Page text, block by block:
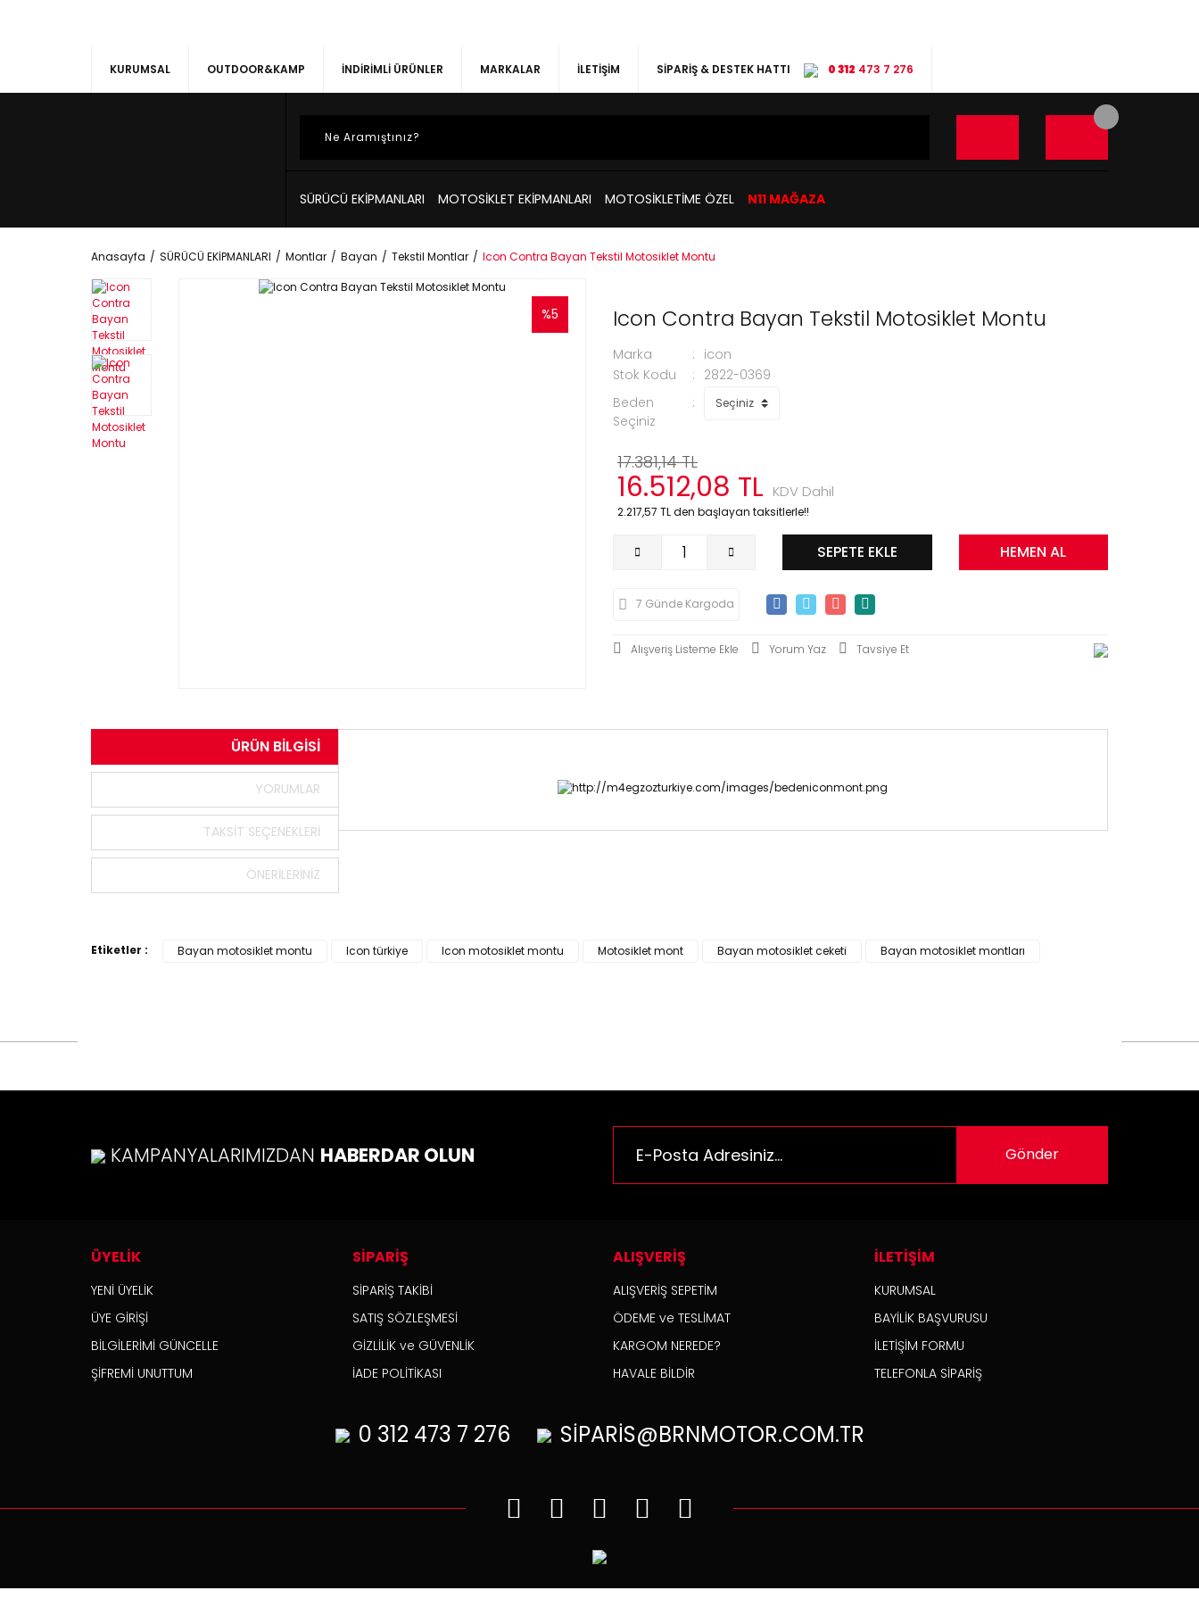
KURUMSAL OUTDOOR&KAMP İNDİRİMLİ ÜRÜNLER MARKALAR İLETİŞİM SİPARİŞ & DESTEK HATTI 0 312 473 7 276
SÜRÜCÜ EKİPMANLARI MOTOSİKLET EKİPMANLARI MOTOSİKLETİME ÖZEL N11 MAĞAZA
Anasayfa SÜRÜCÜ EKİPMANLARI Montlar Bayan Tekstil Montlar Icon Contra Bayan Tekstil Motosiklet Montu
%5 Icon Contra Bayan Tekstil Motosiklet Montu
Marka
icon
Stok Kodu
2822-0369
Beden
Seçiniz
17.381,14 TL
16.512,08 TL KDV Dahil
2.217,57 TL den başlayan taksitlerle!!
SEPETE EKLE HEMEN AL
7 Günde Kargoda
Yorum Yaz Tavsiye Et
ÜRÜN BILGISI
YORUMLAR
TAKSIT SEÇENEKLERI
ÖNERILERINIZ
Ürün açıklamasında eksik bilgiler bulunuyor.
Gönder
Etiketler : Bayan motosiklet montu Icon türkiye Icon motosiklet montu Motosiklet mont Bayan motosiklet ceketi Bayan motosiklet montları
KAMPANYALARIMIZDAN HABERDAR OLUN Gönder
ÜYELİK
YENİ ÜYELİK
ÜYE GİRİŞİ
BİLGİLERİMİ GÜNCELLE
ŞİFREMİ UNUTTUM
SİPARİŞ
SİPARİŞ TAKİBİ
SATIŞ SÖZLEŞMESİ
GİZLİLİK ve GÜVENLİK
İADE POLİTİKASI
ALIŞVERİŞ
ALIŞVERİŞ SEPETİM
ÖDEME ve TESLİMAT
KARGOM NEREDE?
HAVALE BİLDİR
İLETİŞİM
KURUMSAL
BAYİLİK BAŞVURUSU
İLETİŞİM FORMU
TELEFONLA SİPARİŞ
0 312 473 7 276 SİPARİS@BRNMOTOR.COM.TR